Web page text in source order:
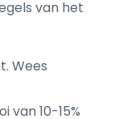
van het
Wees
van 10-15%